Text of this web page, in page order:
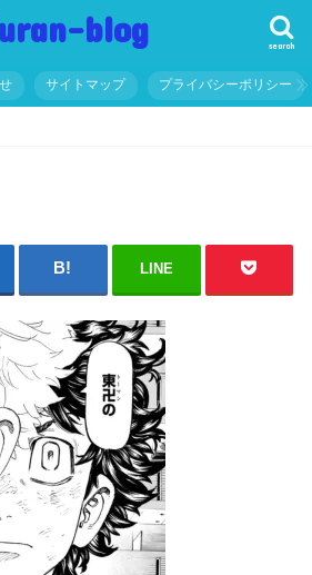
blog search
サイトマップ プライバシーポリシー
LINE